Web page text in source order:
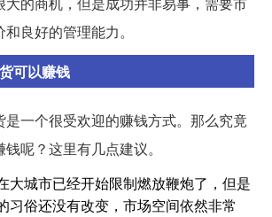
良好的管理能力。
可以赚钱
一个很受欢迎的赚钱方式。那么究竟
呢？这里有几点建议。
大城市已经开始限制燃放鞭炮了，但是
习俗还没有改变，市场空间依然非常